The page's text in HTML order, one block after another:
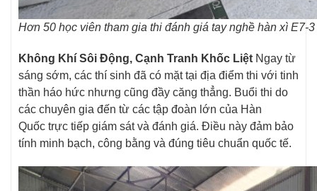
Hơn 50 học viên tham gia thi đánh giá tay nghề hàn xì E7-3
Không Khí Sôi Động, Cạnh Tranh Khốc Liệt Ngay từ
sáng sớm, các thí sinh đã có mặt tại địa điểm thi với tinh
thần háo hức nhưng cũng đầy căng thẳng. Buổi thi do
các chuyên gia đến từ các tập đoàn lớn của Hàn
Quốc trực tiếp giám sát và đánh giá. Điều này đảm bảo
tính minh bạch, công bằng và đúng tiêu chuẩn quốc tế.